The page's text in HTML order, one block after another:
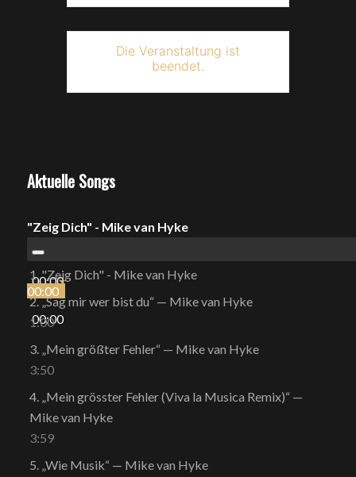
Die Veranstaltung ist
beendet.
Aktuelle Songs
"Zeig Dich" - Mike van Hyke
00:00
00:00
00:00
1."Zeig Dich" - Mike van Hyke
2.„Sag mir wer bist du“ — Mike van Hyke
1:00
3. „Mein größter Fehler“ — Mike van Hyke
3:50
4. „Mein grösster Fehler (Viva la Musica Remix)“ —
Mike van Hyke
3:59
5. „Wie Musik“ — Mike van Hyke